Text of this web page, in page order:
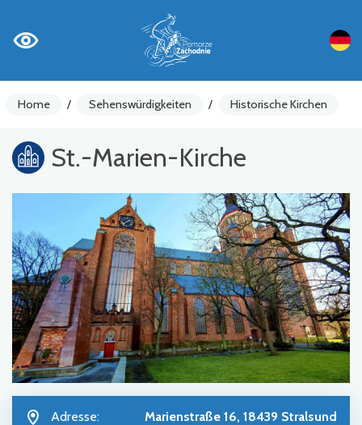
Home / Sehenswürdigkeiten / Historische Kirchen
St.-Marien-Kirche
Adresse:
Marienstraße 16, 18439 Stralsund